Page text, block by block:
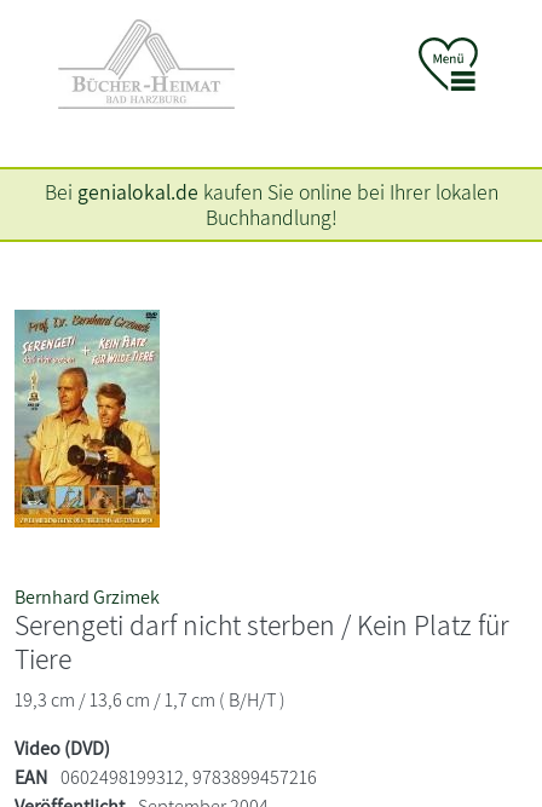
Bei genialokal.de kaufen Sie online bei Ihrer lokalen
Buchhandlung!
Bernhard Grzimek
Serengeti darf nicht sterben / Kein Platz für
Tiere
19,3 cm / 13,6 cm / 1,7 cm ( B/H/T )
Video (DVD)
EAN 0602498199312, 9783899457216